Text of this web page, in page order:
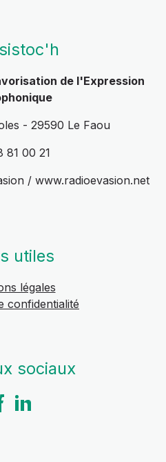
de l'Expression
- 29590 Le Faou
81 00 21
/ www.radioevasion.net
utiles
légales
confidentialité
sociaux